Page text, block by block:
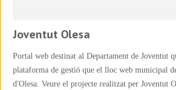
Joventut Olesa
Portal web destinat al Departament de Joventut
plataforma de gestió que el lloc web municipal
d'Olesa. Veure el projecte realitzat per Joventut